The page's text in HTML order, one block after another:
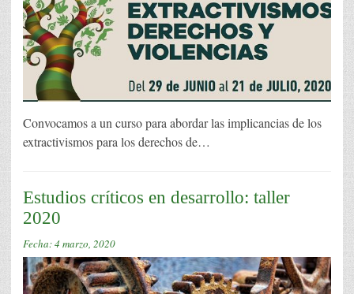
Convocamos a un curso para abordar las implicancias de los
extractivismos para los derechos de…
Estudios críticos en desarrollo: taller
2020
Fecha:4 marzo, 2020